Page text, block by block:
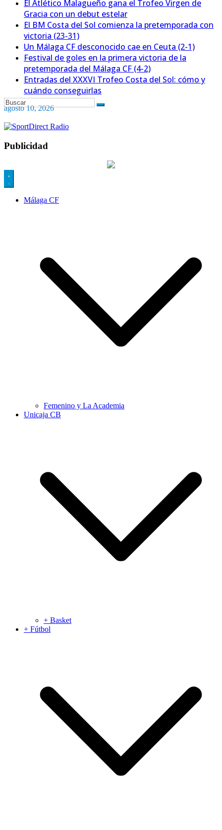
El Atlético Malagueño gana el Trofeo Virgen de
Gracia con un debut estelar
El BM Costa del Sol comienza la pretemporada con
victoria (23-31)
Un Málaga CF desconocido cae en Ceuta (2-1)
Festival de goles en la primera victoria de la
pretemporada del Málaga CF (4-2)
Entradas del XXXVI Trofeo Costa del Sol: cómo y
cuándo conseguirlas
agosto 10, 2026
Publicidad
Málaga CF
Femenino y La Academia
Unicaja CB
+ Basket
+ Fútbol